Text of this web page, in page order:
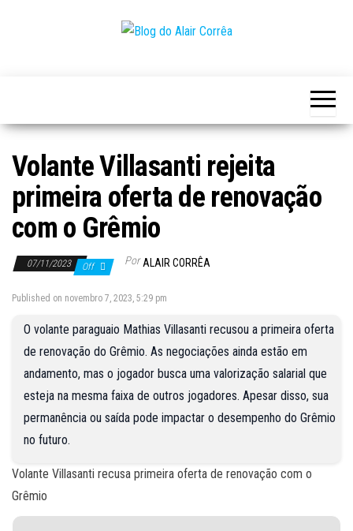
Corrêa
Volante Villasanti rejeita
primeira oferta de renovação
com o Grêmio
07/11/2023 Off Por ALAIR CORRÊA
Published on novembro 7, 2023, 5:29 pm
O volante paraguaio Mathias Villasanti recusou a primeira oferta
de renovação do Grêmio. As negociações ainda estão em
andamento, mas o jogador busca uma valorização salarial que
esteja na mesma faixa de outros jogadores. Apesar disso, sua
permanência ou saída pode impactar o desempenho do Grêmio
no futuro.
Volante Villasanti recusa primeira oferta de renovação com o
Grêmio